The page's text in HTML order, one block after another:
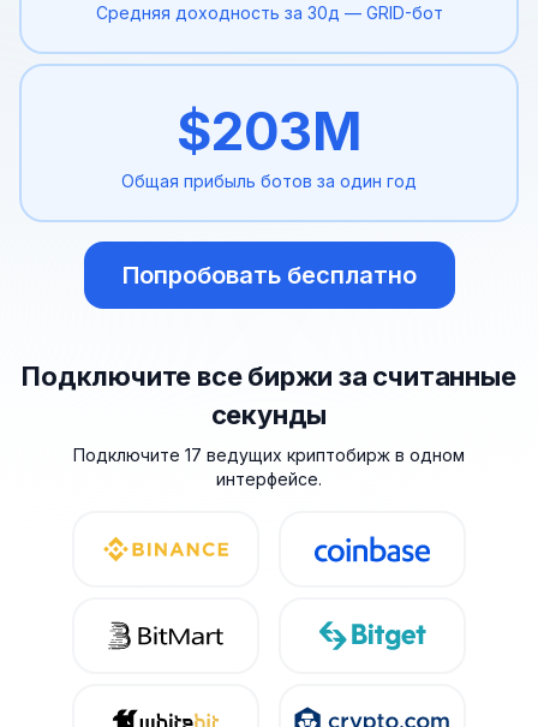
Средняя доходность за 30д — GRID-бот
$203M
Общая прибыль ботов за один год
Попробовать бесплатно
Подключите все биржи за считанные
секунды
Подключите 17 ведущих криптобирж в одном
интерфейсе.